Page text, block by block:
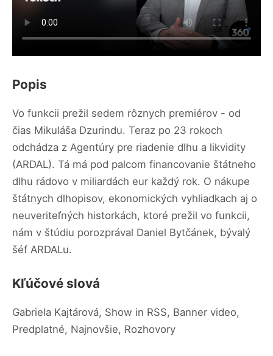
Popis
Vo funkcii prežil sedem rôznych premiérov - od
čias Mikuláša Dzurindu. Teraz po 23 rokoch
odchádza z Agentúry pre riadenie dlhu a likvidity
(ARDAL). Tá má pod palcom financovanie štátneho
dlhu rádovo v miliardách eur každý rok. O nákupe
štátnych dlhopisov, ekonomických vyhliadkach aj o
neuveriteľných historkách, ktoré prežil vo funkcii,
nám v štúdiu porozprával Daniel Bytčánek, bývalý
šéf ARDALu.
Kľúčové slová
Gabriela Kajtárová, Show in RSS, Banner video,
Predplatné, Najnovšie, Rozhovory